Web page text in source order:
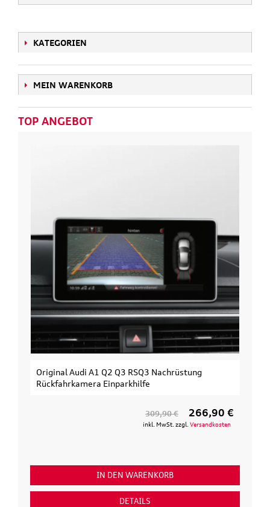
KATEGORIEN
MEIN WARENKORB
TOP ANGEBOT
Original Audi A1 Q2 Q3 RSQ3 Nachrüstung
Rückfahrkamera Einparkhilfe
309,90 € 266,90 €
inkl. MwSt. zzgl. Versandkosten
IN DEN WARENKORB
DETAILS